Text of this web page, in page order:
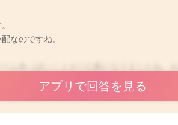
なのですね。
一時的に変化したのかもしれませんね。お
いことが多く、1ヶ月近く症状が続くことも
アプリで回答を見る